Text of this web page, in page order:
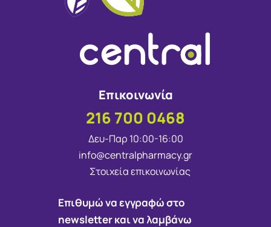
Επικοινωνία
216 700 0468
Δευ-Παρ 10:00-16:00
info@centralpharmacy.gr
Στοιχεία επικοινωνίας
Επιθυμώ να εγγραφώ στο
newsletter και να λαμβάνω